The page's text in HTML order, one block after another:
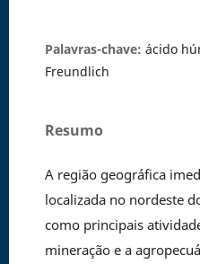
Palavras-chave: ácido
Freundlich
Resumo
A região geográfica
localizada no nordeste
como principais
mineração e a